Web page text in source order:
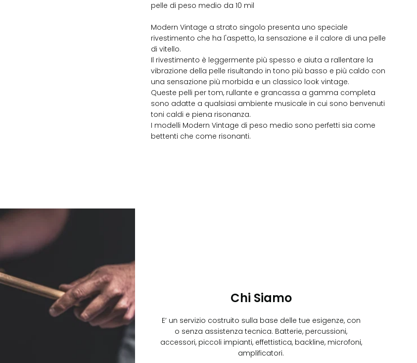
pelle di peso medio da 10 mil
Modern Vintage a strato singolo presenta uno speciale
rivestimento che ha l'aspetto, la sensazione e il calore di una pelle
di vitello.
Il rivestimento è leggermente più spesso e aiuta a rallentare la
vibrazione della pelle risultando in tono più basso e più caldo con
una sensazione più morbida e un classico look vintage.
Queste pelli per tom, rullante e grancassa a gamma completa
sono adatte a qualsiasi ambiente musicale in cui sono benvenuti
toni caldi e piena risonanza.
I modelli Modern Vintage di peso medio sono perfetti sia come
bettenti che come risonanti.
Chi Siamo
E’ un servizio costruito sulla base delle tue esigenze, con
o senza assistenza tecnica. Batterie, percussioni,
accessori, piccoli impianti, effettistica, backline, microfoni,
amplificatori.